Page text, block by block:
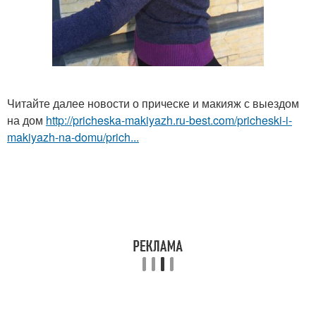
Читайте далее новости о прическе и макияж с выездом
на дом http://pricheska-makiyazh.ru-best.com/pricheski-i-
makiyazh-na-domu/prich...